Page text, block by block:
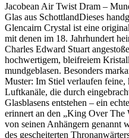
Jacobean Air Twist Dram –
Glas aus SchottlandDieses
Glencairn Crystal ist eine
mit denen im 18. Jahrhundert
Charles Edward Stuart
hochwertigem, bleifreiem
mundgeblasen. Besonders
Muster: Im Stiel verlaufen feine,
Luftkanäle, die durch
Glasblasens entstehen – ein
erinnert an den „King Over
von seinen Anhängern genannt
des gescheiterten